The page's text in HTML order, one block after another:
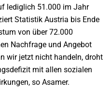
lediglich 51.000 im Jahr
Statistik Austria bis Ende
von über 72.000
Nachfrage und Angebot
wir jetzt nicht handeln, droht
mit allen sozialen
so Asamer.